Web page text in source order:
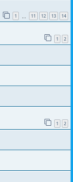
1 11 12 13 14
1 2
1 2